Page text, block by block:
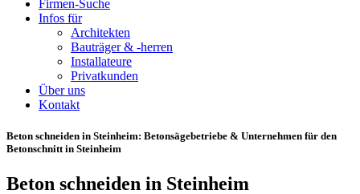
Firmen-Suche
Infos für
Architekten
Bauträger & -herren
Installateure
Privatkunden
Über uns
Kontakt
Beton schneiden in Steinheim: Betonsägebetriebe & Unternehmen für den
Betonschnitt in Steinheim
Beton schneiden in Steinheim